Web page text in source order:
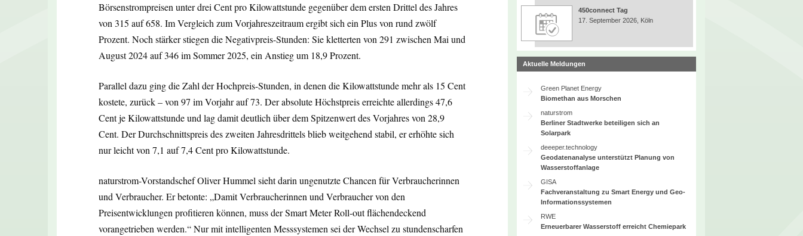
Börsenstrompreisen unter drei Cent pro Kilowattstunde gegenüber dem ersten Drittel des Jahres
von 315 auf 658. Im Vergleich zum Vorjahreszeitraum ergibt sich ein Plus von rund zwölf
Prozent. Noch stärker stiegen die Negativpreis-Stunden: Sie kletterten von 291 zwischen Mai und
August 2024 auf 346 im Sommer 2025, ein Anstieg um 18,9 Prozent.
Parallel dazu ging die Zahl der Hochpreis-Stunden, in denen die Kilowattstunde mehr als 15 Cent
kostete, zurück – von 97 im Vorjahr auf 73. Der absolute Höchstpreis erreichte allerdings 47,6
Cent je Kilowattstunde und lag damit deutlich über dem Spitzenwert des Vorjahres von 28,9
Cent. Der Durchschnittspreis des zweiten Jahresdrittels blieb weitgehend stabil, er erhöhte sich
nur leicht von 7,1 auf 7,4 Cent pro Kilowattstunde.
naturstrom-Vorstandschef Oliver Hummel sieht darin ungenutzte Chancen für Verbraucherinnen
und Verbraucher. Er betonte: „Damit Verbraucherinnen und Verbraucher von den
Preisentwicklungen profitieren können, muss der Smart Meter Roll-out flächendeckend
vorangetrieben werden.“ Nur mit intelligenten Messsystemen sei der Wechsel zu stundenscharfen
450connect Tag
17. September 2026, Köln
Aktuelle Meldungen
Green Planet Energy
Biomethan aus Morschen
naturstrom
Berliner Stadtwerke beteiligen sich an
Solarpark
deeeper.technology
Geodatenanalyse unterstützt Planung von
Wasserstoffanlage
GISA
Fachveranstaltung zu Smart Energy und Geo-
Informationssystemen
RWE
Erneuerbarer Wasserstoff erreicht Chemiepark